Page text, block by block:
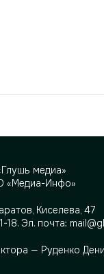
медиа»
«Медиа-Инфо»
Киселева, 47
18. Эл. почта:
— Руденко